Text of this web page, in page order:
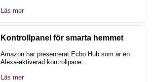
Läs mer
Kontrollpanel för smarta hemmet
Amazon har presenterat Echo Hub som är en
Alexa-aktiverad kontrollpane...
Läs mer